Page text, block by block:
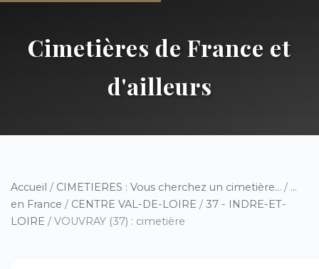
Cimetières de France et
d'ailleurs
Accueil / CIMETIERES : Vous cherchez un cimetière... / ...
en France / CENTRE VAL-DE-LOIRE / 37 - INDRE-ET-
LOIRE / VOUVRAY (37) : cimetière